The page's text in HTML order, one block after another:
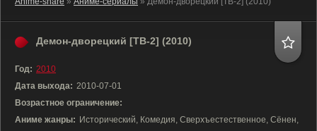
Демон-дворецкий [ТВ-2] (2010)
Год: 2010
Дата выхода: 2010-07-01
Возрастное ограничение:
Аниме жанры: Исторический, Комедия, Сверхъестественное, Сёнен,